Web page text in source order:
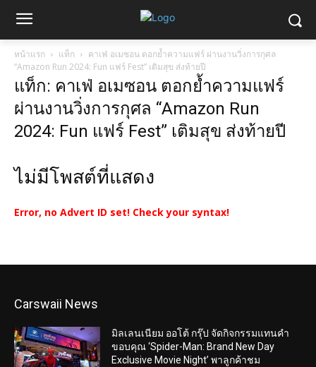
หน้าแรก แท็ก
คาเฟ่ อเมซอน ตอกย้ำความแฟร์ ผ่านงานวิ่งการกุศล
“Amazon Run 2024: Fun แฟร์ Fest” เติมสุข ส่งท้ายปี
แท็ก: คาเฟ่ อเมซอน ตอกย้ำความแฟร์
ผ่านงานวิ่งการกุศล “Amazon Run
2024: Fun แฟร์ Fest” เติมสุข ส่งท้ายปี
ไม่มีโพสต์ที่แสดง
Error, no Advert ID set! Check your syntax!
Carswaii News
มิลเลนเนียม ออโต้ กรุ๊ป จัดกิจกรรมแทนคำ
ขอบคุณ ‘Spider-Man: Brand New Day
Exclusive Movie Night’ พาลูกค้าชม